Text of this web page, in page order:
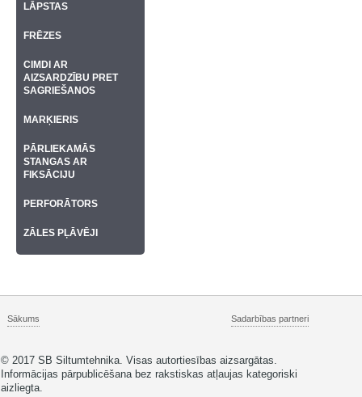
LĀPSTAS
FRĒZES
CIMDI AR
AIZSARDZĪBU PRET
SAGRIEŠANOS
MARĶIERIS
PĀRLIEKAMĀS
STANGAS AR
FIKSĀCIJU
PERFORĀTORS
ZĀLES PĻĀVĒJI
Sākums Sadarbības partneri
© 2017 SB Siltumtehnika. Visas autortiesības aizsargātas.
Informācijas pārpublicēšana bez rakstiskas atļaujas kategoriski
aizliegta.